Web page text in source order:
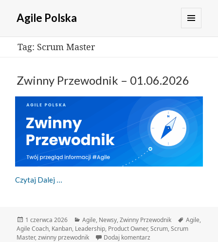
Agile Polska
Tag: Scrum Master
Zwinny Przewodnik – 01.06.2026
Czytaj Dalej
Data
publikacji
1 czerwca 2026 Kategorie
Agile, Newsy,Zwinny Przewodnik Tagi
Agile,
Agile Coach, Kanban, Leadership, Product Owner,Scrum,Scrum
Master,zwinny przewodnik Dodaj komentarz